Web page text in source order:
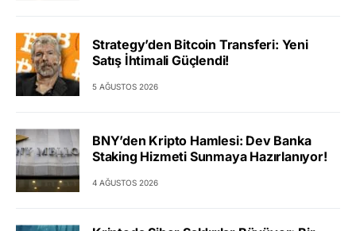
Strategy’den Bitcoin Transferi: Yeni
Satış İhtimali Güçlendi!
5 AĞUSTOS 2026
BNY’den Kripto Hamlesi: Dev Banka
Staking Hizmeti Sunmaya Hazırlanıyor!
4 AĞUSTOS 2026